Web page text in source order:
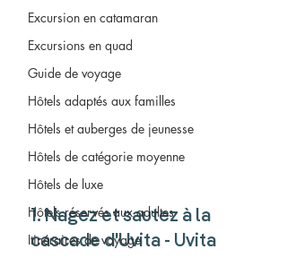
Excursion en catamaran
Excursions en quad
Guide de voyage
Hôtels adaptés aux familles
Hôtels et auberges de jeunesse
Hôtels de catégorie moyenne
Hôtels de luxe
Hôtels réservés aux adultes
Itinéraires de voyage
1. Nagez et sautez à la
cascade d'Uvita - Uvita